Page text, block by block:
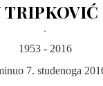
.
1953 - 2016
7. studenoga